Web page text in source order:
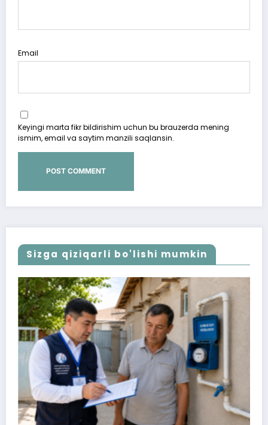
Email
Keyingi marta fikr bildirishim uchun bu brauzerda mening
ismim, email va saytim manzili saqlansin.
Sizga qiziqarli bo'lishi mumkin